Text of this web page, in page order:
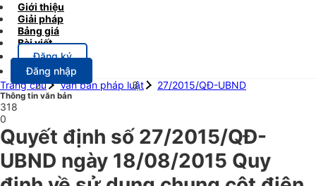
Giới thiệu
Giải pháp
Bảng giá
Bài viết
Đăng ký
Đăng nhập
Trang chủ
Văn bản pháp luật 27/2015/QĐ-UBND
Thông tin văn bản
318
0
Quyết định số 27/2015/QĐ-
UBND ngày 18/08/2015 Quy